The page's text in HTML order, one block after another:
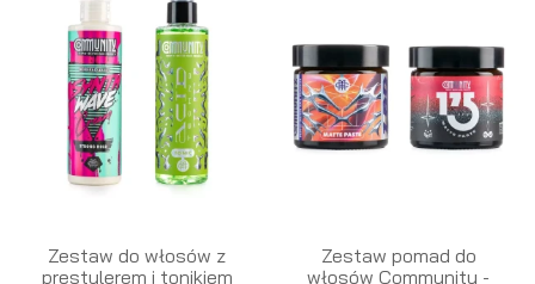
Zestaw do włosów z
prestylerem i tonikiem
Zestaw pomad do
włosów Community -